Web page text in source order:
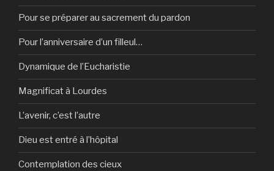
Pour se préparer au sacrement du pardon
Pour l’anniversaire d’un filleul…
Dynamique de l’Eucharistie
Magnificat à Lourdes
L’avenir, c’est l’autre
Dieu est entré à l’hôpital
Contemplation des cieux